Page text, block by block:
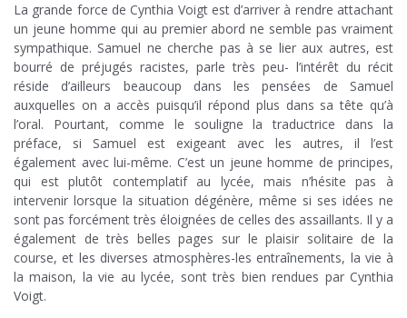
La grande force de Cynthia Voigt est d’arriver à rendre attachant
un jeune homme qui au premier abord ne semble pas vraiment
sympathique. Samuel ne cherche pas à se lier aux autres, est
bourré de préjugés racistes, parle très peu- l’intérêt du récit
réside d’ailleurs beaucoup dans les pensées de Samuel
auxquelles on a accès puisqu’il répond plus dans sa tête qu’à
l’oral. Pourtant, comme le souligne la traductrice dans la
préface, si Samuel est exigeant avec les autres, il l’est
également avec lui-même. C’est un jeune homme de principes,
qui est plutôt contemplatif au lycée, mais n’hésite pas à
intervenir lorsque la situation dégénère, même si ses idées ne
sont pas forcément très éloignées de celles des assaillants. Il y a
également de très belles pages sur le plaisir solitaire de la
course, et les diverses atmosphères-les entraînements, la vie à
la maison, la vie au lycée, sont très bien rendues par Cynthia
Voigt.